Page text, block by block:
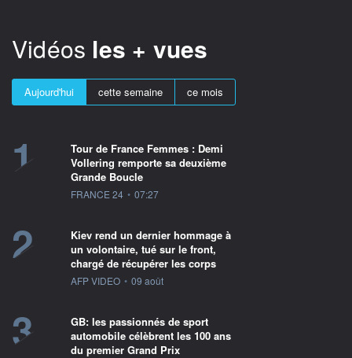
Vidéos les + vues
Aujourd'hui cette semaine ce mois
1
Tour de France Femmes : Demi
Vollering remporte sa deuxième
Grande Boucle
information fournie par
FRANCE 24 • 07:27
2
Kiev rend un dernier hommage à
un volontaire, tué sur le front,
chargé de récupérer les corps
information fournie par
AFP VIDEO • 09 août
3
GB: les passionnés de sport
automobile célèbrent les 100 ans
du premier Grand Prix